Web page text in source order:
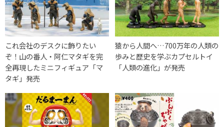
これ会社のデスクに飾りたい
ぞ！山の番人・阿仁マタギを完
全再現したミニフィギュア「マ
タギ」発売
猿から人間へ…700万年の人類の
歩みと歴史を学ぶカプセルトイ
「人類の進化」が発売